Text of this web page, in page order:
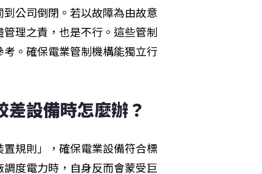
公司倒閉。若以故障為由故意
理之責，也是不行。這些管制
。確保電業管制機構能獨立行
設備時怎麼辦？
規則」，確保電業設備符合標
度電力時，自身反而會蒙受巨